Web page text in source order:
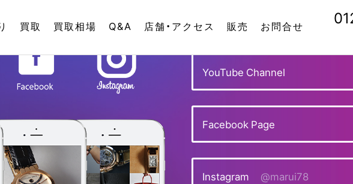
買取 買取相場 Q&A 店舗・アクセス 販売 お問合せ
YouTube Channel
Facebook Page
Instagram @marui78